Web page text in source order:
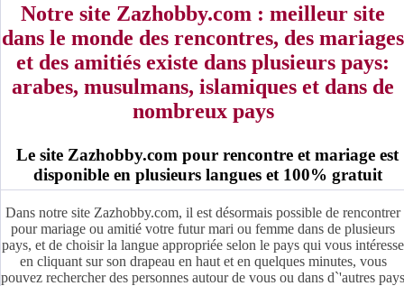
Notre site Zazhobby.com : meilleur site
dans le monde des rencontres, des mariages
et des amitiés existe dans plusieurs pays:
arabes, musulmans, islamiques et dans de
nombreux pays
Le site Zazhobby.com pour rencontre et mariage est
disponible en plusieurs langues et 100% gratuit
Dans notre site Zazhobby.com, il est désormais possible de rencontrer
pour mariage ou amitié votre futur mari ou femme dans de plusieurs
pays, et de choisir la langue appropriée selon le pays qui vous intéresse
en cliquant sur son drapeau en haut et en quelques minutes, vous
pouvez rechercher des personnes autour de vous ou dans d`'autres pays